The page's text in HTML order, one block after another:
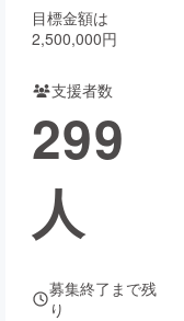
コミュニティ
目標金額は
2,500,000円
支援者数
299
人
募集終了まで残
り